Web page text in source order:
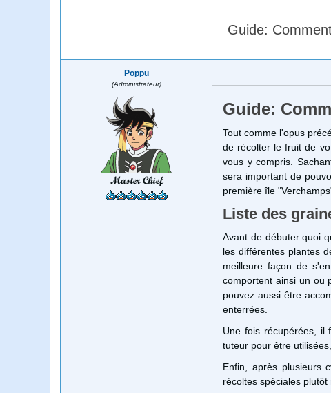
Guide:
Poppu
(Administrateur)
Master Chief
Guide:
Tout comme l'opus
de récolter le fruit de
vous y compris.
sera important de
première île
Liste des
Avant de débuter quoi
les différentes plantes
meilleure façon de
comportent ainsi un ou
pouvez aussi être
enterrées.
Une fois récupérées, il
tuteur pour être
Enfin, après plusieurs
récoltes spéciales